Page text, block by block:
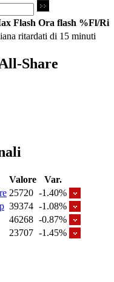
Flash Ora flash %Fl/Ri
ritardati di 15 minuti
Share
Valore
Var.
25720 -1.40%
39374 -1.08%
46268 -0.87%
23707 -1.45%